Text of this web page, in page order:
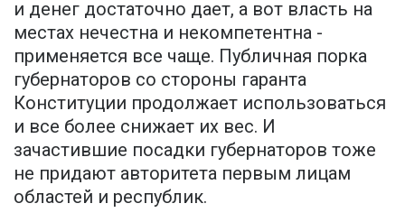
и денег достаточно дает, а вот власть на
местах нечестна и некомпетентна -
применяется все чаще. Публичная порка
губернаторов со стороны гаранта
Конституции продолжает использоваться
и все более снижает их вес. И
зачастившие посадки губернаторов тоже
не придают авторитета первым лицам
областей и республик.